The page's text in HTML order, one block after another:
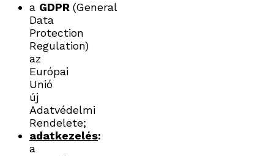
a GDPR (General
Data
Protection
Regulation)
az
Európai
Unió
új
Adatvédelmi
Rendelete;
adatkezelés:
a